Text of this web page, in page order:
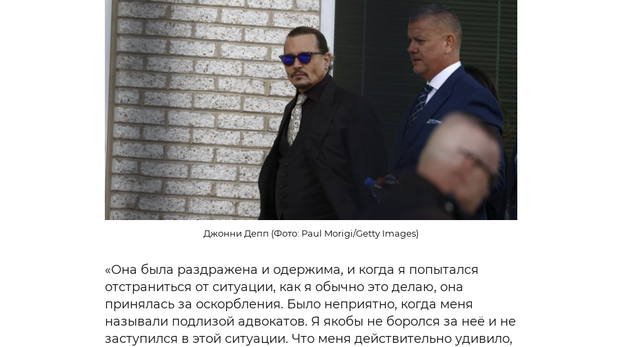
Джонни Депп (Фото: Paul Morigi/Getty Images)
«Она была раздражена и одержима, и когда я попытался
отстраниться от ситуации, как я обычно это делаю, она
принялась за оскорбления. Было неприятно, когда меня
называли подлизой адвокатов. Я якобы не боролся за неё и не
заступился в этой ситуации. Что меня действительно удивило,